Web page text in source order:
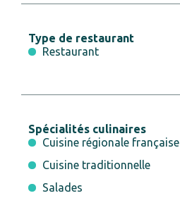
Type de restaurant
Restaurant
Spécialités culinaires
Cuisine régionale française
Cuisine traditionnelle
Salades